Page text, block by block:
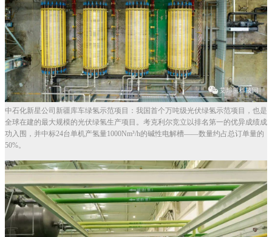
中石化新星公司新疆库车绿氢示范项目：我国首个万吨级光伏绿氢示范项目，也是
全球在建的最大规模的光伏绿氢生产项目。考克利尔竞立以排名第一的优异成绩成
功入围，并中标24台单机产氢量1000Nm³/h的碱性电解槽——数量约占总订单量的
50%。